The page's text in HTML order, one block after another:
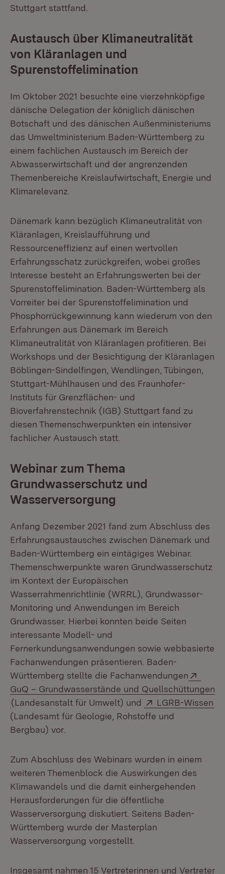
Stuttgart stattfand.
Austausch über Klimaneutralität
von Kläranlagen und
Spurenstoffelimination
Im Oktober 2021 besuchte eine vierzehnköpfige
dänische Delegation der königlich dänischen
Botschaft und des dänischen Außenministeriums
das Umweltministerium Baden-Württemberg zu
einem fachlichen Austausch im Bereich der
Abwasserwirtschaft und der angrenzenden
Themenbereiche Kreislaufwirtschaft, Energie und
Klimarelevanz.
Dänemark kann bezüglich Klimaneutralität von
Kläranlagen, Kreislaufführung und
Ressourceneffizienz auf einen wertvollen
Erfahrungsschatz zurückgreifen, wobei großes
Interesse besteht an Erfahrungswerten bei der
Spurenstoffelimination. Baden-Württemberg als
Vorreiter bei der Spurenstoffelimination und
Phosphorrückgewinnung kann wiederum von den
Erfahrungen aus Dänemark im Bereich
Klimaneutralität von Kläranlagen profitieren. Bei
Workshops und der Besichtigung der Kläranlagen
Böblingen-Sindelfingen, Wendlingen, Tübingen,
Stuttgart-Mühlhausen und des Fraunhofer-
Instituts für Grenzflächen- und
Bioverfahrenstechnik (IGB) Stuttgart fand zu
diesen Themenschwerpunkten ein intensiver
fachlicher Austausch statt.
Webinar zum Thema
Grundwasserschutz und
Wasserversorgung
Anfang Dezember 2021 fand zum Abschluss des
Erfahrungsaustausches zwischen Dänemark und
Baden-Württemberg ein eintägiges Webinar.
Themenschwerpunkte waren Grundwasserschutz
im Kontext der Europäischen
Wasserrahmenrichtlinie (WRRL), Grundwasser-
Monitoring und Anwendungen im Bereich
Grundwasser. Hierbei konnten beide Seiten
interessante Modell- und
Fernerkundungsanwendungen sowie webbasierte
Fachanwendungen präsentieren. Baden-
Württemberg stellte die Fachanwendungen
GuQ – Grundwasserstände und Quellschüttungen
(Öffnet in neuem Fenster)
(Landesanstalt für Umwelt) und Extern:
LGRB-Wissen
(Landesamt für Geologie, Rohstoffe und
Bergbau) vor.
Zum Abschluss des Webinars wurden in einem
weiteren Themenblock die Auswirkungen des
Klimawandels und die damit einhergehenden
Herausforderungen für die öffentliche
Wasserversorgung diskutiert. Seitens Baden-
Württemberg wurde der Masterplan
Wasserversorgung vorgestellt.
Insgesamt nahmen 15 Vertreterinnen und Vertreter